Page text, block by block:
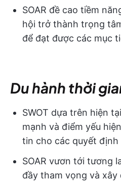
SOAR đề cao tiềm
hội trở thành trọng
để đạt được các mục
Du hành thời
SWOT dựa trên hiện
mạnh và điểm yếu
tin cho các quyết định
SOAR vươn tới tương
đầy tham vọng và